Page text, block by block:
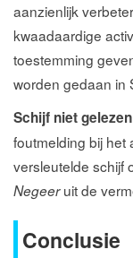
aanzienlijk
kwaadaardige
toestemming
worden gedaan in
Schijf niet
foutmelding bij het
versleutelde schijf
Negeeruit de
Conclusie